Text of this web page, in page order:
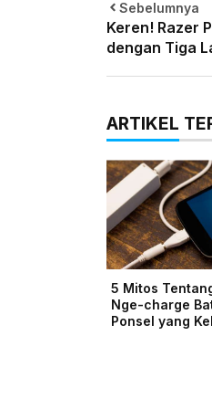
Sebelumnya
Keren! Razer
dengan Tiga
ARTIKEL
5 Mitos
Nge-charge
Ponsel yang